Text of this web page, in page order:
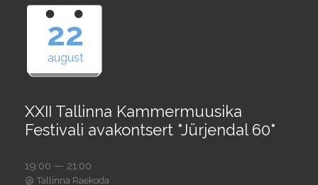
22
august
XXII Tallinna Kammermuusika
Festivali avakontsert "Jürjendal 60"
19:00 — 21:00
@ Tallinna Raekoda